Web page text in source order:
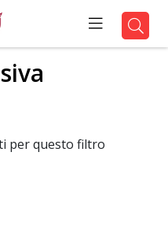
per questo filtro